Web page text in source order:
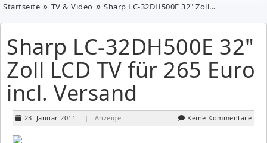
Startseite TV & Video Sharp LC-32DH500E 32" Zoll LCD TV für 265 Euro incl. Versand
Sharp LC-32DH500E 32"
Zoll LCD TV für 265 Euro
incl. Versand
23. Januar 2011 | Anzeige Keine Kommentare